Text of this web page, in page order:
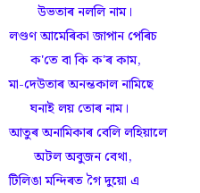
উভতাৰ নললি নাম।
লণ্ডণ আমেৰিকা জাপান পেৰিচ
ক'তে বা কি ক'ৰ কাম,
মা-দেউতাৰ অনন্তকাল নামিছে
ঘনাই লয় তোৰ নাম।
আতুৰ অনামিকাৰ বেলি লহিয়ালে
অটল অবুজন বেথা,
টিলিঙা মন্দিৰত গৈ দুয়ো এ